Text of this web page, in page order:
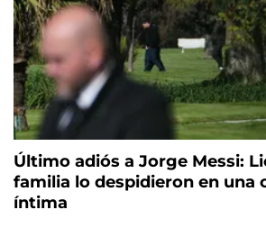
Último adiós a Jorge Messi:
familia lo despidieron en una
íntima